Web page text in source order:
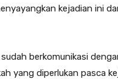
kejadian ini
berkomunikasi
yang diperlukan pasca